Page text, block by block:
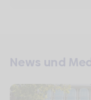
News und